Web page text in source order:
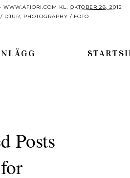
WWW.AFIORI.COM KL. OKTOBER 28, 2012
DJUR, PHOTOGRAPHY / FOTO